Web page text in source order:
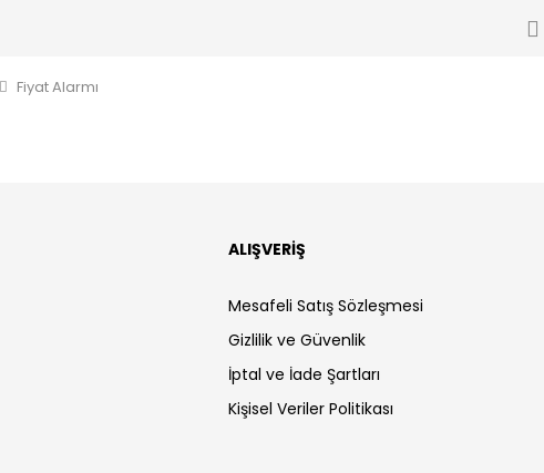
Fiyat Alarmı
ALIŞVERİŞ
Mesafeli Satış Sözleşmesi
Gizlilik ve Güvenlik
İptal ve İade Şartları
Kişisel Veriler Politikası